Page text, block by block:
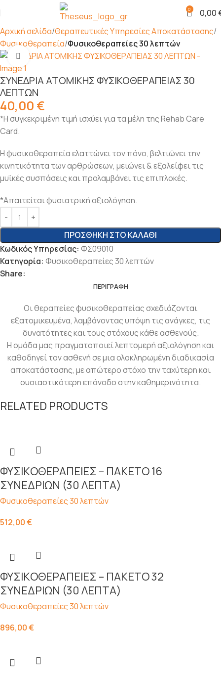
0 0,00
Αρχική σελίδα Θεραπευτικές Υπηρεσίες Αποκατάστασης
Φυσικοθεραπεία Φυσικοθεραπείες 30 λεπτών
Click to enlarge
ΣΥΝΕΔΡΙΑ ΑΤΟΜΙΚΗΣ ΦΥΣΙΚΟΘΕΡΑΠΕΙΑΣ 30
ΛΕΠΤΩΝ
40,00 €
*Η συγκεκριμένη τιμή ισχύει για τα μέλη της Rehab Care
Card.
Η φυσικοθεραπεία ελαττώνει τον πόνο, βελτιώνει την
κινητικότητα των αρθρώσεων, μειώνει & εξαλείφει τις
μυϊκές συσπάσεις και προλαμβάνει τις επιπλοκές.
*Απαιτείται φυσιατρική αξιολόγηση.
ΠΡΟΣΘΉΚΗ ΣΤΟ ΚΑΛΆΘΙ
Κωδικός Υπηρεσίας: ΦΣ09010
Κατηγορία: Φυσικοθεραπείες 30 λεπτών
Share:
ΠΕΡΙΓΡΑΦΉ
Οι θεραπείες φυσικοθεραπείας σχεδιάζονται
εξατομικευμένα, λαμβάνοντας υπόψη τις ανάγκες, τις
δυνατότητες και τους στόχους κάθε ασθενούς.
Η ομάδα μας πραγματοποιεί λεπτομερή αξιολόγηση και
καθοδηγεί τον ασθενή σε μια ολοκληρωμένη διαδικασία
αποκατάστασης, με απώτερο στόχο την ταχύτερη και
ουσιαστικότερη επάνοδο στην καθημερινότητα.
RELATED PRODUCTS
ΦΥΣΙKΟΘΕΡΑΠΕΙΕΣ – ΠΑΚΕΤΟ 16
ΣΥΝΕΔΡΙΩΝ (30 ΛΕΠΤΑ)
Φυσικοθεραπείες 30 λεπτών
512,00€
ΦΥΣΙKΟΘΕΡΑΠΕΙΕΣ – ΠΑΚΕΤΟ 32
ΣΥΝΕΔΡΙΩΝ (30 ΛΕΠΤΑ)
Φυσικοθεραπείες 30 λεπτών
896,00€